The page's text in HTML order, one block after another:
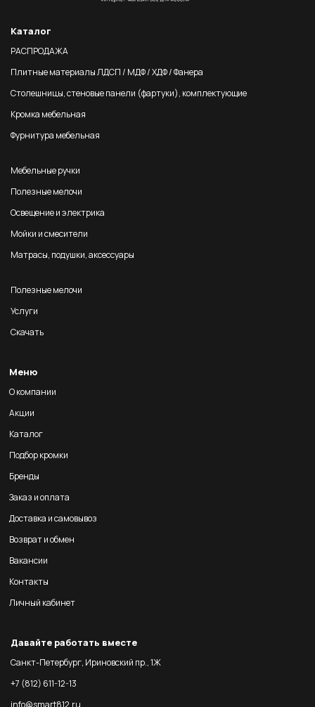
Каталог
РАСПРОДАЖА
Плитные материалы ЛДСП / МДФ / ХДФ / Фанера
Столешницы, стеновые панели (фартуки), комплектующие
Кромка мебельная
Фурнитура мебельная
Мебельные ручки
Полезные мелочи
Освещение и электрика
Мойки и смесители
Матрасы, подушки, аксессуары
Полезные мелочи
Услуги
Скачать
Меню
О компании
Акции
Каталог
Подбор кромки
Бренды
Заказ и оплата
Доставка и самовывоз
Возврат и обмен
Вакансии
Контакты
Личный кабинет
Давайте работать вместе
Санкт-Петербург, Ириновский пр., 1Ж
+7 (812) 611-12-13
info@smart812.ru